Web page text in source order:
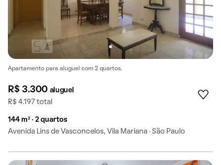
Apartamento para aluguel com 2 quartos.
R$ 3.300 aluguel
R$ 4.197 total
144 m² · 2 quartos
Avenida Lins de Vasconcelos, Vila Mariana · São Paulo